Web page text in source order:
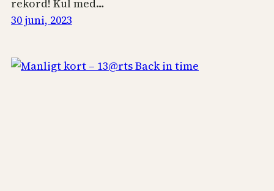
rekord! Kul med…
30 juni, 2023